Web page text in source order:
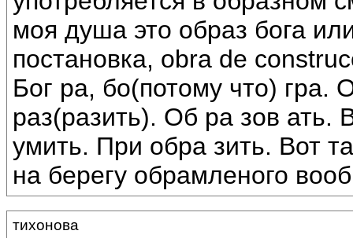
моя душа это образ бога
постановка, obra de
Бог ра, бо(потому что) гра.
раз(разить). Об ра зов
умить. При обра зить. Вот
на берегу обрамленого
тихонова